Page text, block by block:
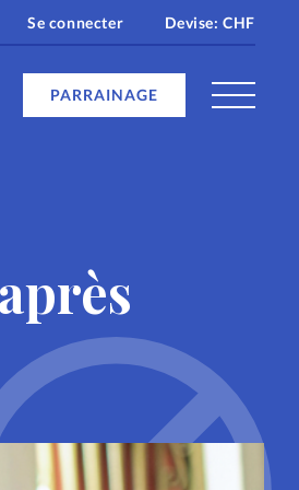
Se connecter Devise:CHF
PARRAINAGE